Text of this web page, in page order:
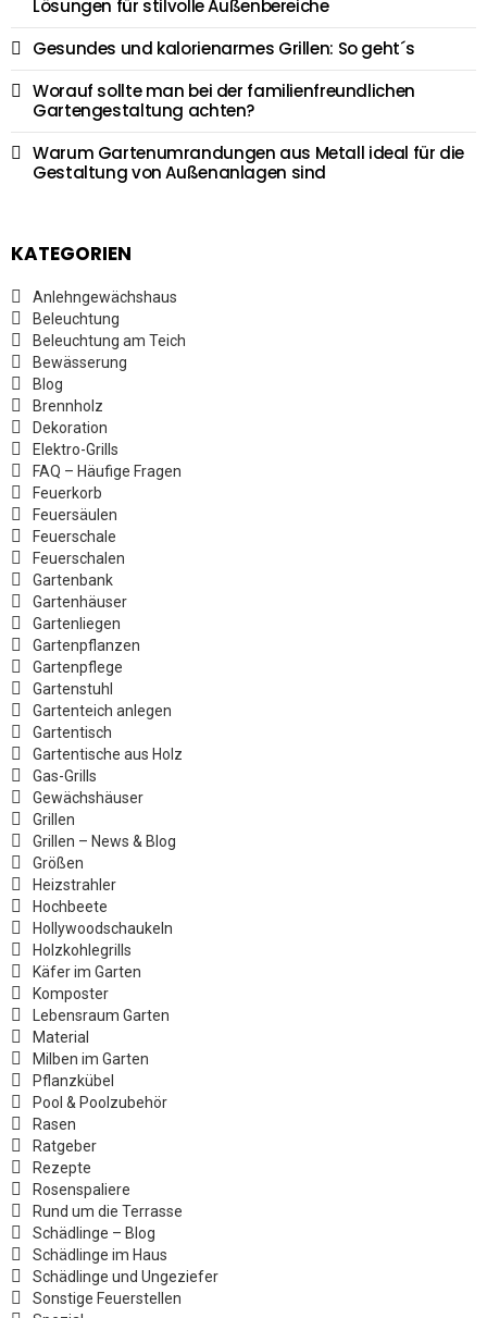
Lösungen für stilvolle Außenbereiche
Gesundes und kalorienarmes Grillen: So geht´s
Worauf sollte man bei der familienfreundlichen
Gartengestaltung achten?
Warum Gartenumrandungen aus Metall ideal für die
Gestaltung von Außenanlagen sind
KATEGORIEN
Anlehngewächshaus
Beleuchtung
Beleuchtung am Teich
Bewässerung
Blog
Brennholz
Dekoration
Elektro-Grills
FAQ – Häufige Fragen
Feuerkorb
Feuersäulen
Feuerschale
Feuerschalen
Gartenbank
Gartenhäuser
Gartenliegen
Gartenpflanzen
Gartenpflege
Gartenstuhl
Gartenteich anlegen
Gartentisch
Gartentische aus Holz
Gas-Grills
Gewächshäuser
Grillen
Grillen – News & Blog
Größen
Heizstrahler
Hochbeete
Hollywoodschaukeln
Holzkohlegrills
Käfer im Garten
Komposter
Lebensraum Garten
Material
Milben im Garten
Pflanzkübel
Pool & Poolzubehör
Rasen
Ratgeber
Rezepte
Rosenspaliere
Rund um die Terrasse
Schädlinge – Blog
Schädlinge im Haus
Schädlinge und Ungeziefer
Sonstige Feuerstellen